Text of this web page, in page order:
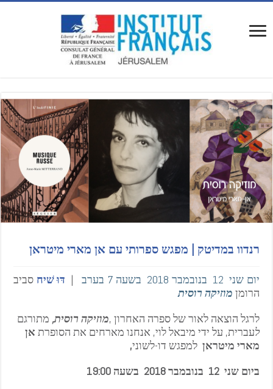
רנדוו במדיטק | מפגש ספרותי עם אן מארי מיטראן
יום שני 12 בנובמבר 2018 בשעה 7 בערב | דּוּ שׁיח סביב
הרומן מוזיקה רוסית
לרגל הוצאה לאור של ספרה האחרון ,מוזיקה רוסית, מתורגם
לעברית, על ידי מיבאל לוי, אנחנו מארחים את הסופרת אן
מארי מיטראןלמפגש דו-לשוני,
ביום שני 12 בנובמבר 2018 בשעה 19:00